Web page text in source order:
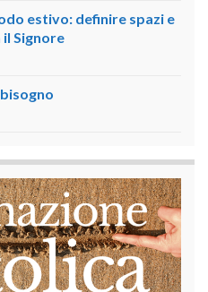
estivo: definire spazi e
Signore